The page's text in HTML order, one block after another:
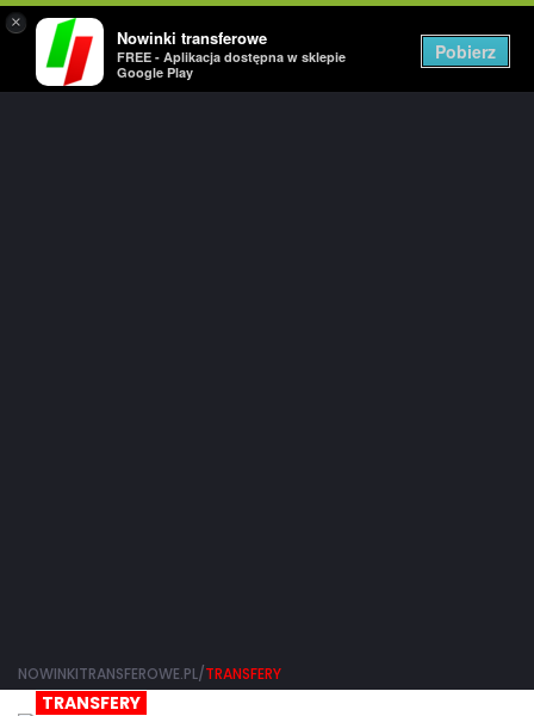
×
Nowinki transferowe
FREE - Aplikacja dostępna w sklepie
Google Play
Pobierz
NOWINKITRANSFEROWE.PL/TRANSFERY
TRANSFERY